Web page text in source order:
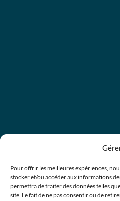
Pour offrir les meilleures expériences,
stocker et/ou accéder aux informations
permettra de traiter des données telles
site. Le fait de ne pas consentir ou de